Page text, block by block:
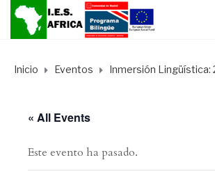
Inicio Eventos Inmersión Lingüística:
« All Events
Este evento ha pasado.